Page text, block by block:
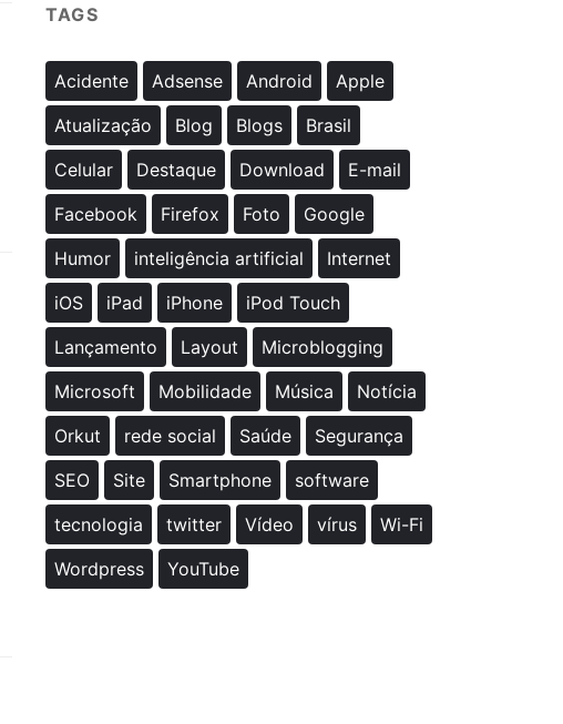
TAGS
Acidente Adsense Android
Apple
Atualização
Blog Blogs
Brasil
Celular
Destaque Download
E-mail
Facebook
Firefox Foto
Google
Humor
inteligência artificial
Internet
iOS
iPad iPhone
iPod Touch
Lançamento
Layout
Microblogging
Microsoft
Mobilidade Música
Notícia
Orkut
rede social Saúde
Segurança
SEO
Site Smartphone
software
tecnologia
twitter Vídeo vírus
Wi-Fi
Wordpress
YouTube